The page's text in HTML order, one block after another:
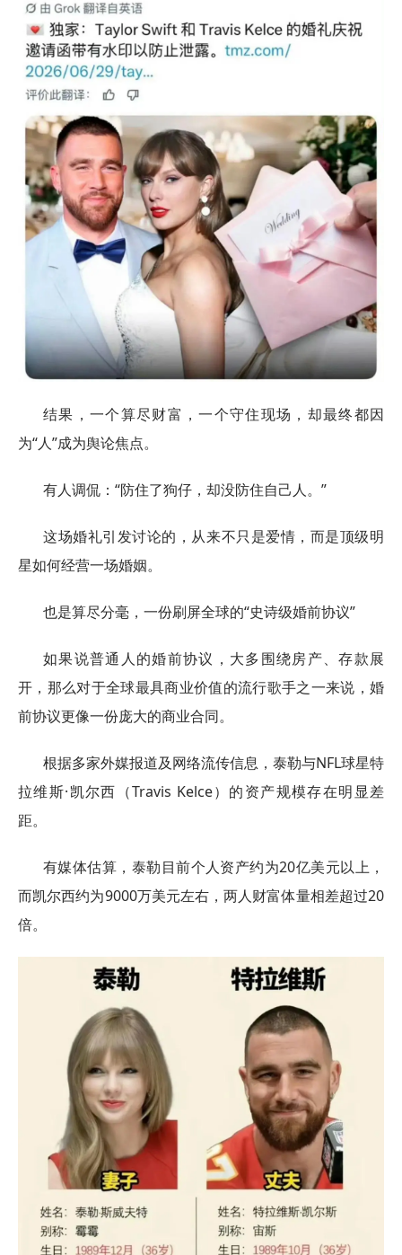
结果，一个算尽财富，一个守住现场，却最终都因
为“人”成为舆论焦点。
有人调侃：“防住了狗仔，却没防住自己人。”
这场婚礼引发讨论的，从来不只是爱情，而是顶级明
星如何经营一场婚姻。
也是算尽分毫，一份刷屏全球的“史诗级婚前协议”
如果说普通人的婚前协议，大多围绕房产、存款展
开，那么对于全球最具商业价值的流行歌手之一来说，婚
前协议更像一份庞大的商业合同。
根据多家外媒报道及网络流传信息，泰勒与NFL球星特
拉维斯·凯尔西（Travis Kelce）的资产规模存在明显差
距。
有媒体估算，泰勒目前个人资产约为20亿美元以上，
而凯尔西约为9000万美元左右，两人财富体量相差超过20
倍。